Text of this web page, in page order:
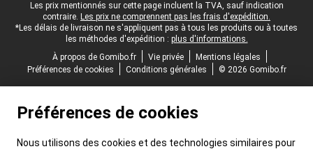
Pied-de-page légal
Les prix mentionnés sur cette page incluent la TVA, sauf indication
contraire. Les prix ne comprennent pas les frais d'expédition.
*Les délais de livraison ne s'appliquent pas à tous les produits ou à toutes
les méthodes d'expédition : plus d'informations.
À propos de Gomibo.fr
Vie privée
Mentions légales
Préférences de cookies
Conditions générales © 2026 Gomibo.fr
Préférences de cookies
Nous utilisons des cookies et des technologies similaires pour